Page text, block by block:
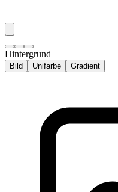
Hintergrund
Bild Unifarbe Gradient